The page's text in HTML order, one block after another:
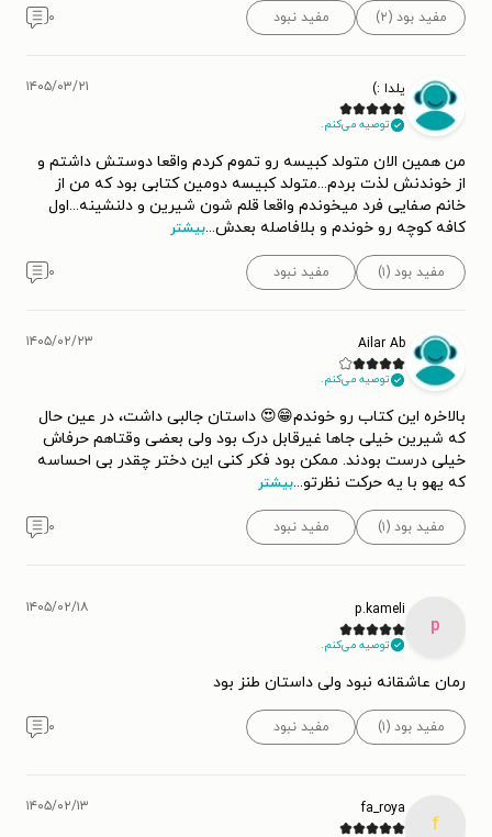
مفید بود (۲) مفید نبود ۰
یلدا :)
توصیه می‌کنم.
۱۴۰۵/۰۳/۲۱
من همین الان متولد کبیسه رو تموم کردم واقعا دوستش داشتم و
از خوندنش لذت بردم...متولد کبیسه دومین کتابی بود که من از
خانم صفایی فرد میخوندم واقعا قلم شون شیرین و دلنشینه...اول
کافه کوچه رو خوندم و بلافاصله بعدش...بیشتر
مفید بود (۱) مفید نبود ۰
Ailar Ab
توصیه می‌کنم.
۱۴۰۵/۰۲/۲۳
بالاخره این کتاب رو خوندم😁😍 داستان جالبی داشت، در عین حال
که شیرین خیلی جاها غیرقابل درک بود ولی بعضی وقتاهم حرفاش
خیلی درست بودند. ممکن بود فکر کنی این دختر چقدر بی احساسه
که یهو با یه حرکت نظرتو...بیشتر
مفید بود (۱) مفید نبود ۰
p
p.kameli
توصیه می‌کنم.
۱۴۰۵/۰۲/۱۸
رمان عاشقانه نبود ولی داستان طنز بود
مفید بود (۱) مفید نبود ۰
f
fa_roya ۱۴۰۵/۰۲/۱۳